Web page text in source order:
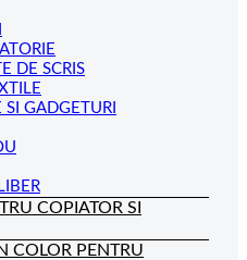
DE SCRIS
SI GADGETURI
COPIATOR SI
COLOR PENTRU